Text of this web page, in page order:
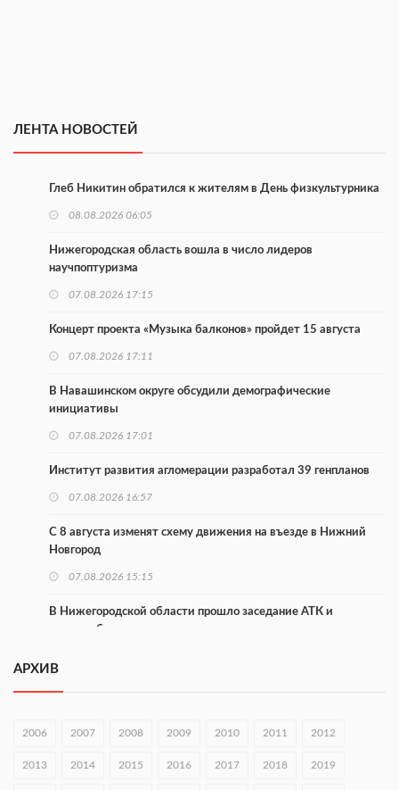
ЛЕНТА НОВОСТЕЙ
Глеб Никитин обратился к жителям в День физкультурника
08.08.2026 06:05
Нижегородская область вошла в число лидеров
научпоптуризма
07.08.2026 17:15
Концерт проекта «Музыка балконов» пройдет 15 августа
07.08.2026 17:11
В Навашинском округе обсудили демографические
инициативы
07.08.2026 17:01
Институт развития агломерации разработал 39 генпланов
07.08.2026 16:57
С 8 августа изменят схему движения на въезде в Нижний
Новгород
07.08.2026 15:15
В Нижегородской области прошло заседание АТК и
оперштаба
В Чкаловске спустили на воду «Метеор-120Р»
пожарного
АРХИВ
2006 2007 2008 2009 2010 2011 2012
2013 2014 2015 2016 2017 2018 2019